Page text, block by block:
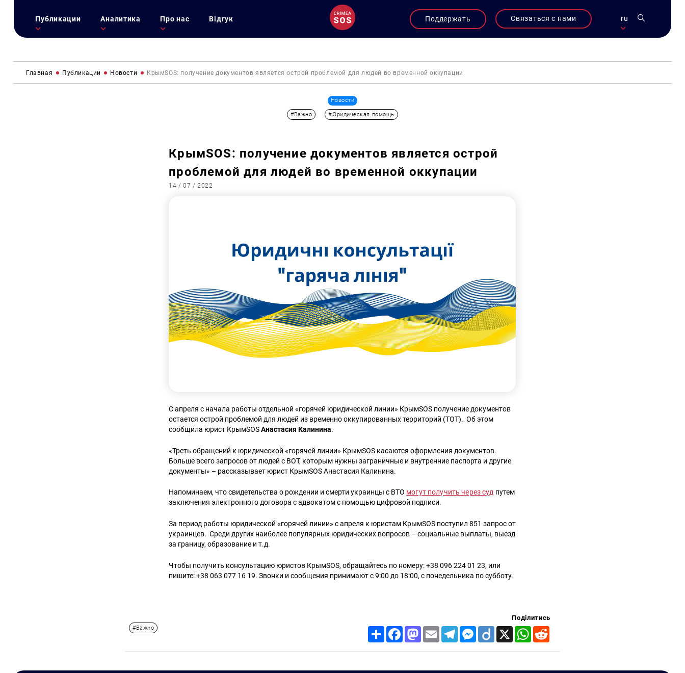
Публикации Аналитика Про нас Відгук Поддержать Связаться с нами ru
Главная Публикации Новости КрымSOS: получение документов является острой проблемой для людей во временной оккупации
Новости
#Важно #Юридическая помощь
КрымSOS: получение документов является острой
проблемой для людей во временной оккупации
14 / 07 / 2022
С апреля с начала работы отдельной «горячей юридической линии» КрымSOS получение документов
остается острой проблемой для людей из временно оккупированных территорий (ТОТ). Об этом
сообщила юрист КрымSOSАнастасия Калинина.
«Треть обращений к юридической «горячей линии» КрымSOS касаются оформления документов.
Больше всего запросов от людей с ВОТ, которым нужны заграничные и внутренние паспорта и другие
документы» – рассказывает юрист КрымSOS Анастасия Калинина.
Напоминаем, что свидетельства о рождении и смерти украинцы с ВТО могут получить через суд путем
заключения электронного договора с адвокатом с помощью цифровой подписи.
За период работы юридической «горячей линии» с апреля к юристам КрымSOS поступил 851 запрос от
украинцев. Среди других наиболее популярных юридических вопросов – социальные выплаты, выезд
за границу, образование и т.д.
Чтобы получить консультацию юристов КрымSOS, обращайтесь по номеру: +38 096 224 01 23, или
пишите: +38 063 077 16 19. Звонки и сообщения принимают с 9:00 до 18:00, с понедельника по субботу.
#Важно
Поділитись
Share FacebookMastodon
Email TelegramMessenger
Diigo X WhatsApp